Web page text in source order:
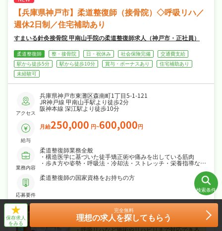
【兵庫県神戸市】柔道整復師（接骨院）◇呼吸リハ／
週休2日制／住宅補助あり
すまいる針灸接骨院 甲南山手院の柔道整復師求人（神戸市・正社員）
柔道整復師 整・接骨院 日・祝休み 社会保険完備
交通費支給
駅から徒歩5分
駅から徒歩10分 賞与・ボーナスあり
住宅補助あり
未経験可
アクセス
兵庫県神戸市東灘区森南町1丁目5-1-121
JR神戸線 甲南山手駅より徒歩2分
阪神本線 深江駅より徒歩10分
給与
月給250,000 円~600,000円
業務内容
柔道整復師業務全般
・構造医学に基づいた徒手矯正術や痛みを出している筋肉
・歩き方や姿勢・呼吸法・冷却法・ストレッチ・栄養指導など
※新人研修プログラムあり
応募要件
柔道整復師の国家資格をお持ちの方
【柔道整復師｜神戸市×整・接骨院の正社員募
集】
・呼吸リハなど施術やリハビリまで対応できる
検索条件
保存求人
をみる
完全無料
理想の求人を探してもらう
件